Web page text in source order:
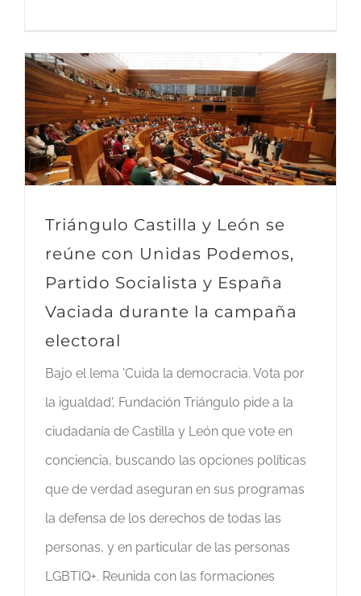
Triángulo Castilla y León se
reúne con Unidas Podemos,
Partido Socialista y España
Vaciada durante la campaña
electoral
Bajo el lema 'Cuida la democracia. Vota por
la igualdad', Fundación Triángulo pide a la
ciudadanía de Castilla y León que vote en
conciencia, buscando las opciones políticas
que de verdad aseguran en sus programas
la defensa de los derechos de todas las
personas, y en particular de las personas
LGBTIQ+. Reunida con las formaciones